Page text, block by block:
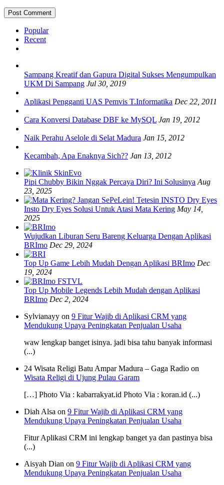
Popular
Recent
Sampang Kreatif dan Gapura Digital Sukses Mengumpulkan
UKM Di Sampang Jul 30, 2019
Aplikasi Pengganti UAS Pemvis T.Informatika Dec 22, 2011
Cara Konversi Database DBF ke MySQL Jan 19, 2012
Naik Perahu Aselole di Selat Madura Jan 15, 2012
Kecambah, Apa Enaknya Sich?? Jan 13, 2012
Pipi Chubby Bikin Nggak Percaya Diri? Ini Solusinya Aug
23, 2025
Insto Dry Eyes Solusi Untuk Atasi Mata Kering May 14,
2025
Wujudkan Liburan Seru Bareng Keluarga Dengan Aplikasi
BRImo Dec 29, 2024
Top Up Game Lebih Mudah Dengan Aplikasi BRImo Dec
19, 2024
Top Up Mobile Legends Lebih Mudah dengan Aplikasi
BRImo Dec 2, 2024
Sylvianayy on 9 Fitur Wajib di Aplikasi CRM yang
Mendukung Upaya Peningkatan Penjualan Usaha
waw lengkap banget isinya. jadi bisa tahu banyak informasi
(...)
24 Wisata Religi Batu Ampar Madura – Gaga Radio on
Wisata Religi di Ujung Pulau Garam
[…] Photo Via : kabarrakyat.id Photo Via : koran.id (...)
Diah Alsa on 9 Fitur Wajib di Aplikasi CRM yang
Mendukung Upaya Peningkatan Penjualan Usaha
Fitur Aplikasi CRM ini lengkap banget ya dan pastinya bisa
(...)
Aisyah Dian on 9 Fitur Wajib di Aplikasi CRM yang
Mendukung Upaya Peningkatan Penjualan Usaha